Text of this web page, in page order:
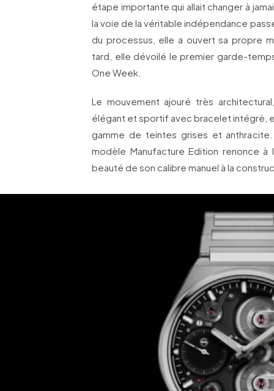
étape importante qui allait changer à
la voie de la véritable indépendance
du processus, elle a ouvert sa propre
tard, elle dévoilé le premier garde-
One Week.
Le mouvement ajouré très
élégant et sportif avec bracelet intégré,
gamme de teintes grises et
modèle Manufacture Edition renonce
beauté de son calibre manuel à la